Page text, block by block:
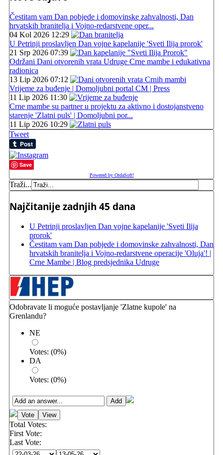
Čestitam vam Dan pobjede i domovinske zahvalnosti, Dan
hrvatskih branitelja i Vojno-redarstvene oper...
04 Kol 2026 12:29
U Petrinji proslavljen Dan vojne kapelanije 'Sveti Ilija prorok'
21 Srp 2026 07:39
Održani Dani otvorenih vrata Udruge Crne mambe i edukativna
radionica
13 Lip 2026 07:12
Vrijeme za buđenje | Domoljubni portal CM | Press
11 Lip 2026 11:30
Crne mambe su partner u projektu za aktivno i dostojanstveno
starenje 'Zlatni puls' | Domoljubni por...
11 Lip 2026 10:29
Tweet
Save
Powered by OrdaSoft!
Traži...
Najčitanije zadnjih 45 dana
U Petrinji proslavljen Dan vojne kapelanije 'Sveti Ilija
prorok'
Čestitam vam Dan pobjede i domovinske zahvalnosti, Dan
hrvatskih branitelja i Vojno-redarstvene operacije 'Oluja'! |
Crne Mambe | Blog predsjednika Udruge
Odobravate li moguće postavljanje 'Zlatne kupole' na
Grenlandu?
NE
Votes: (0%)
DA
Votes: (0%)
Total Votes:
First Vote:
Last Vote: